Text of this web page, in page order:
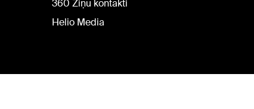
360 Ziņu kontakti
Helio Media